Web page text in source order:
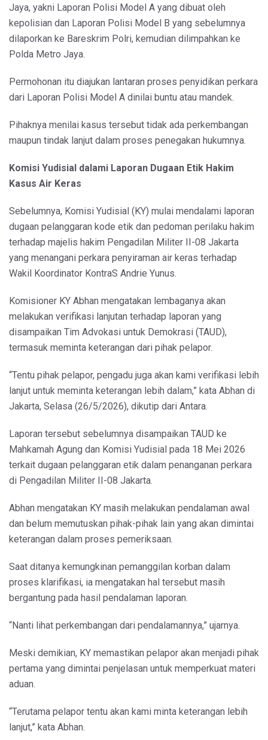
Jaya, yakni Laporan Polisi Model A yang dibuat oleh
kepolisian dan Laporan Polisi Model B yang sebelumnya
dilaporkan ke Bareskrim Polri, kemudian dilimpahkan ke
Polda Metro Jaya.
Permohonan itu diajukan lantaran proses penyidikan perkara
dari Laporan Polisi Model A dinilai buntu atau mandek.
Pihaknya menilai kasus tersebut tidak ada perkembangan
maupun tindak lanjut dalam proses penegakan hukumnya.
Komisi Yudisial dalami Laporan Dugaan Etik Hakim
Kasus Air Keras
Sebelumnya, Komisi Yudisial (KY) mulai mendalami laporan
dugaan pelanggaran kode etik dan pedoman perilaku hakim
terhadap majelis hakim Pengadilan Militer II-08 Jakarta
yang menangani perkara penyiraman air keras terhadap
Wakil Koordinator KontraS Andrie Yunus.
Komisioner KY Abhan mengatakan lembaganya akan
melakukan verifikasi lanjutan terhadap laporan yang
disampaikan Tim Advokasi untuk Demokrasi (TAUD),
termasuk meminta keterangan dari pihak pelapor.
“Tentu pihak pelapor, pengadu juga akan kami verifikasi lebih
lanjut untuk meminta keterangan lebih dalam,” kata Abhan di
Jakarta, Selasa (26/5/2026), dikutip dari Antara.
Laporan tersebut sebelumnya disampaikan TAUD ke
Mahkamah Agung dan Komisi Yudisial pada 18 Mei 2026
terkait dugaan pelanggaran etik dalam penanganan perkara
di Pengadilan Militer II-08 Jakarta.
Abhan mengatakan KY masih melakukan pendalaman awal
dan belum memutuskan pihak-pihak lain yang akan dimintai
keterangan dalam proses pemeriksaan.
Saat ditanya kemungkinan pemanggilan korban dalam
proses klarifikasi, ia mengatakan hal tersebut masih
bergantung pada hasil pendalaman laporan.
“Nanti lihat perkembangan dari pendalamannya,” ujarnya.
Meski demikian, KY memastikan pelapor akan menjadi pihak
pertama yang dimintai penjelasan untuk memperkuat materi
aduan.
“Terutama pelapor tentu akan kami minta keterangan lebih
lanjut,” kata Abhan.